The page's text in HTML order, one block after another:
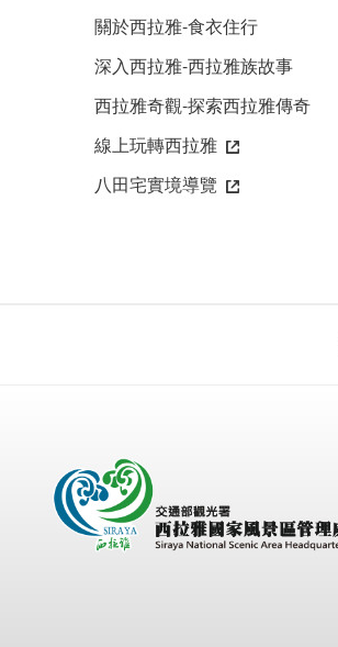
關於西拉雅-食衣住行
深入西拉雅-西拉雅族故事
西拉雅奇觀-探索西拉雅傳奇
線上玩轉西拉雅
八田宅實境導覽